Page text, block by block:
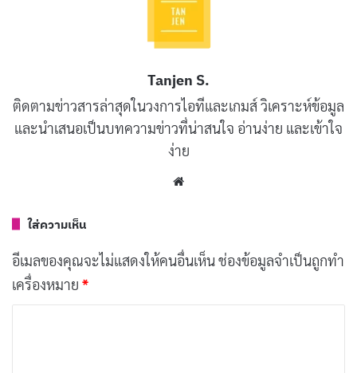
ใช้โพสต์เนื้อหาที่อาจจะถูกแบนบนโซเชียลมีเดียอื่น ๆ เช่น
Facebook และ Instagram จึงมีการใช้กันอย่างแพร่หลาย
วิดีโอและรูปภาพ สามารถโต้ตอบกับแฟน ๆ โดยใช้
ข้อความได้ทำให้ครีเอเตอร์มีส่วนร่วมกับแฟน ๆ
รวมไอเดียไบโอไอจี (Bio Instagram) ตั้งไบโอไอจียังไง
ตัวอย่าง!
รายได้ OnlyFans ได้เท่าไหร่ ?
Tanjen S.
ติดตามข่าวสารล่าสุดในวงการไอทีและเกมส์ วิเคราะห์ข้อมูล
และนำเสนอเป็นบทความข่าวที่น่าสนใจ อ่านง่าย และเข้าใจ
ง่าย
ใส่ความเห็น
อีเมลของคุณจะไม่แสดงให้คนอื่นเห็น ช่องข้อมูลจำเป็นถูกทำ
เครื่องหมาย *